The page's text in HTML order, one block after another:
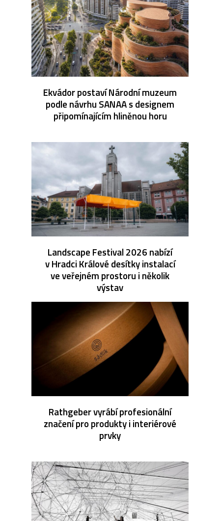
Ekvádor postaví Národní muzeum
podle návrhu SANAA s designem
připomínajícím hliněnou horu
Landscape Festival 2026 nabízí
v Hradci Králové desítky instalací
ve veřejném prostoru i několik
výstav
Rathgeber vyrábí profesionální
značení pro produkty i interiérové
prvky